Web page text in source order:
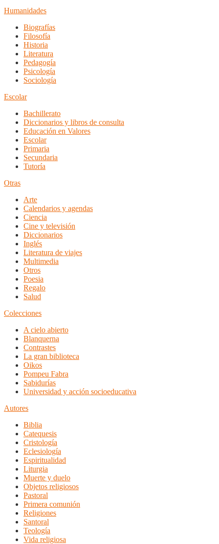
Humanidades
Biografías
Filosofía
Historia
Literatura
Pedagogía
Psicología
Sociología
Escolar
Bachillerato
Diccionarios y libros de consulta
Educación en Valores
Escolar
Primaria
Secundaria
Tutoría
Otras
Arte
Calendarios y agendas
Ciencia
Cine y televisión
Diccionarios
Inglés
Literatura de viajes
Multimedia
Otros
Poesia
Regalo
Salud
Colecciones
A cielo abierto
Blanquerna
Contrastes
La gran biblioteca
Oikos
Pompeu Fabra
Sabidurías
Universidad y acción socioeducativa
Autores
Biblia
Catequesis
Cristología
Eclesiología
Espiritualidad
Liturgia
Muerte y duelo
Objetos religiosos
Pastoral
Primera comunión
Religiones
Santoral
Teología
Vida religiosa